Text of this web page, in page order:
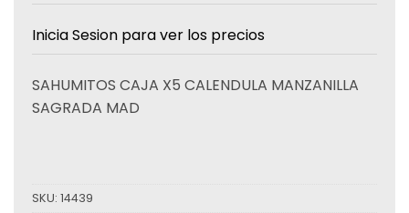
Inicia Sesion para ver los precios
SAHUMITOS CAJA X5 CALENDULA MANZANILLA
SAGRADA MAD
SKU: 14439